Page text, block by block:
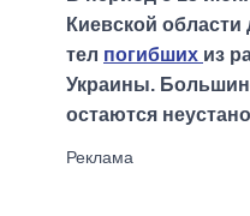
Киевской
тел погибших из
Украины.
остаются